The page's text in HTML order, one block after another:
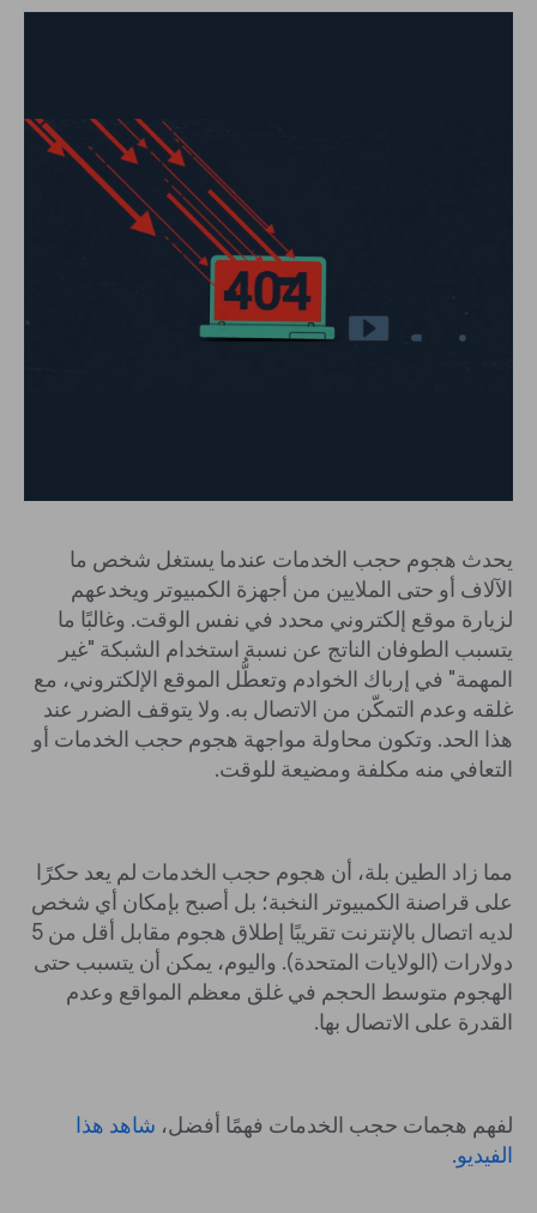
يحدث هجوم حجب الخدمات عندما يستغل شخص ما
الآلاف أو حتى الملايين من أجهزة الكمبيوتر ويخدعهم
لزيارة موقع إلكتروني محدد في نفس الوقت. وغالبًا ما
يتسبب الطوفان الناتج عن نسبة استخدام الشبكة "غير
المهمة" في إرباك الخوادم وتعطُّل الموقع الإلكتروني، مع
غلقه وعدم التمكّن من الاتصال به. ولا يتوقف الضرر عند
هذا الحد. وتكون محاولة مواجهة هجوم حجب الخدمات أو
التعافي منه مكلفة ومضيعة للوقت.
مما زاد الطين بلة، أن هجوم حجب الخدمات لم يعد حكرًا
على قراصنة الكمبيوتر النخبة؛ بل أصبح بإمكان أي شخص
لديه اتصال بالإنترنت تقريبًا إطلاق هجوم مقابل أقل من 5
دولارات (الولايات المتحدة). واليوم، يمكن أن يتسبب حتى
الهجوم متوسط الحجم في غلق معظم المواقع وعدم
القدرة على الاتصال بها.
لفهم هجمات حجب الخدمات فهمًا أفضل، شاهد هذا
الفيديو.